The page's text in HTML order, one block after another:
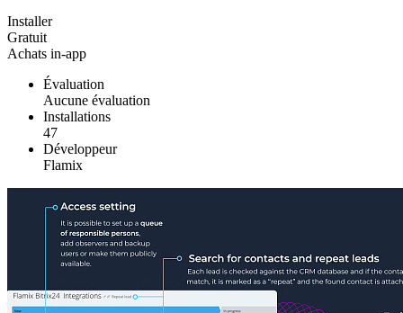
Installer
Gratuit
Achats in-app
Évaluation
Aucune évaluation
Installations
47
Développeur
Flamix